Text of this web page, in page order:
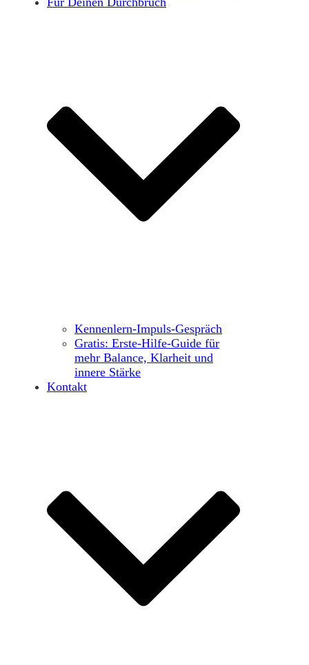
Kennenlern-Impuls-Gespräch
Gratis: Erste-Hilfe-Guide für
mehr Balance, Klarheit und
innere Stärke
Kontakt